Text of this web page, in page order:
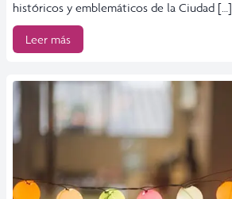
históricos y emblemáticos de la Ciudad […]
Leer más